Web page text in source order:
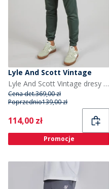
Lyle And Scott Vintage
Lyle And Scott Vintage dresy o kroju „slim fit” dla niego kolor Green Mercurial
Cena det.369,00 zł
Poprzednio139,00 zł
Current
114,00 zł
Promocje